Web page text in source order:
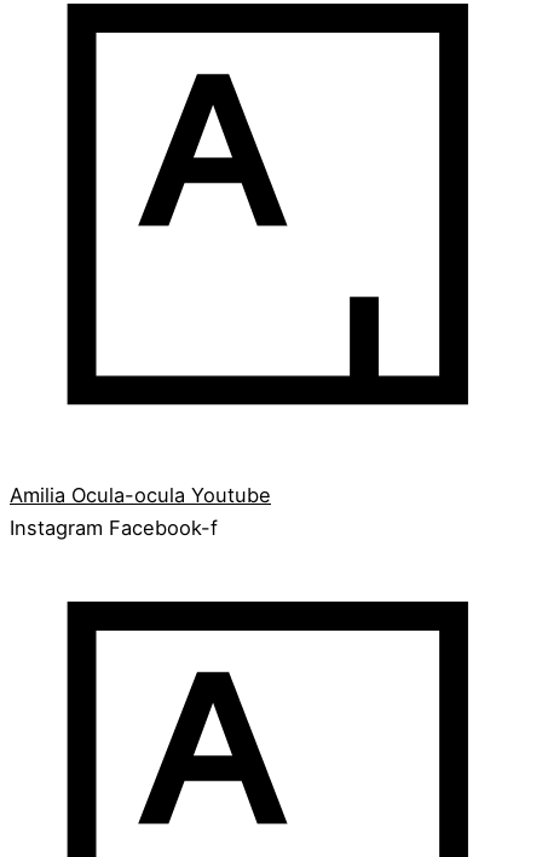
Amilia Ocula-ocula Youtube
Instagram Facebook-f